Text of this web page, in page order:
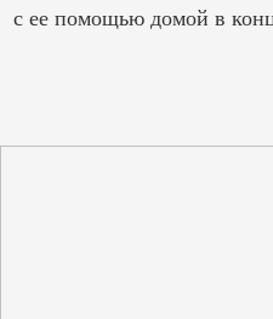
с ее помощью домой в